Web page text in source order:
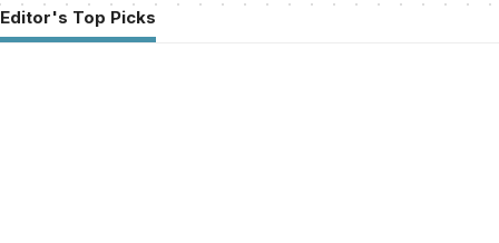
Editor's Top Picks